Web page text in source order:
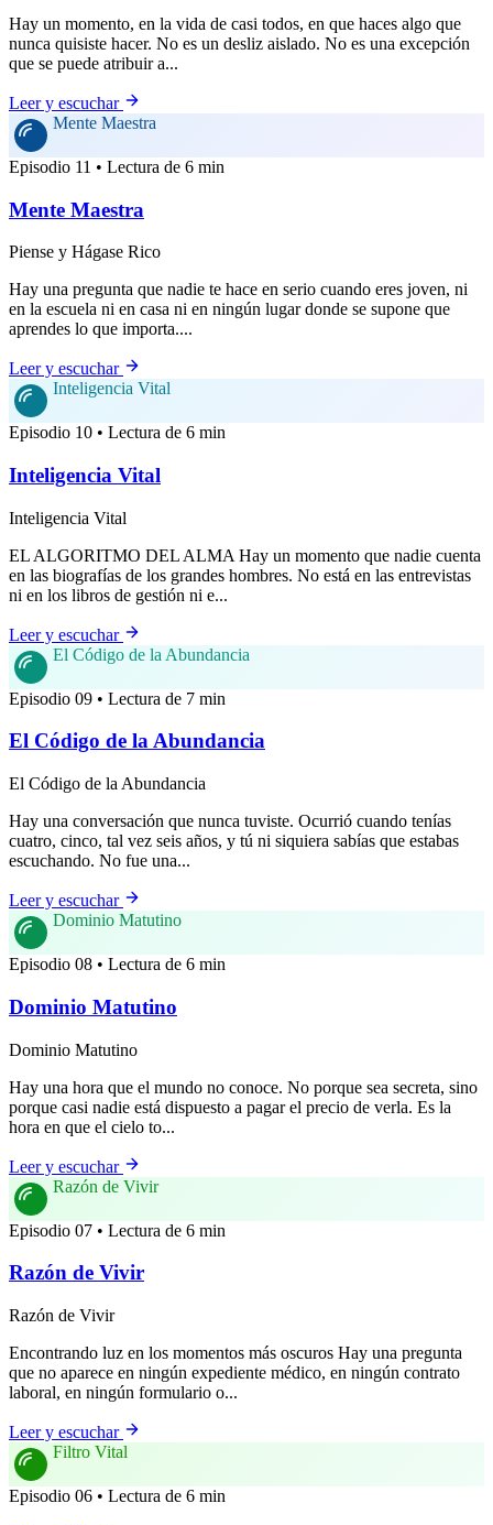
Hay un momento, en la vida de casi todos, en que haces algo que
nunca quisiste hacer. No es un desliz aislado. No es una excepción
que se puede atribuir a...
Leer y escuchar
Mente Maestra
Episodio 11 • Lectura de 6 min
Mente Maestra
Piense y Hágase Rico
Hay una pregunta que nadie te hace en serio cuando eres joven, ni
en la escuela ni en casa ni en ningún lugar donde se supone que
aprendes lo que importa....
Leer y escuchar
Inteligencia Vital
Episodio 10 • Lectura de 6 min
Inteligencia Vital
Inteligencia Vital
EL ALGORITMO DEL ALMA Hay un momento que nadie cuenta
en las biografías de los grandes hombres. No está en las entrevistas
ni en los libros de gestión ni e...
Leer y escuchar
El Código de la Abundancia
Episodio 09 • Lectura de 7 min
El Código de la Abundancia
El Código de la Abundancia
Hay una conversación que nunca tuviste. Ocurrió cuando tenías
cuatro, cinco, tal vez seis años, y tú ni siquiera sabías que estabas
escuchando. No fue una...
Leer y escuchar
Dominio Matutino
Episodio 08 • Lectura de 6 min
Dominio Matutino
Dominio Matutino
Hay una hora que el mundo no conoce. No porque sea secreta, sino
porque casi nadie está dispuesto a pagar el precio de verla. Es la
hora en que el cielo to...
Leer y escuchar
Razón de Vivir
Episodio 07 • Lectura de 6 min
Razón de Vivir
Razón de Vivir
Encontrando luz en los momentos más oscuros Hay una pregunta
que no aparece en ningún expediente médico, en ningún contrato
laboral, en ningún formulario o...
Leer y escuchar
Filtro Vital
Episodio 06 • Lectura de 6 min